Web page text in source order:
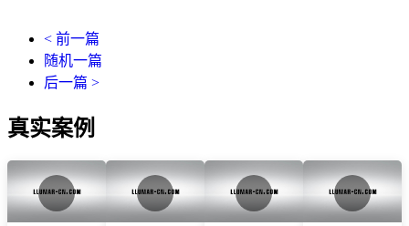
< 前一篇
随机一篇
后一篇 >
真实案例